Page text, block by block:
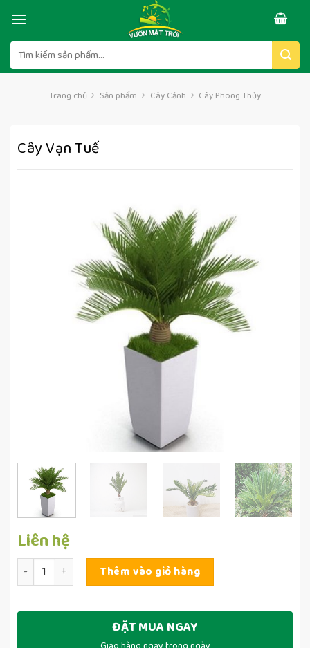
content
Tìm
kiếm:
Trang chủ Sản phẩm Cây Cảnh Cây Phong Thủy
Cây Vạn Tuế
Liên hệ
Số lượng Thêm vào giỏ hàng
ĐẶT MUA NGAY